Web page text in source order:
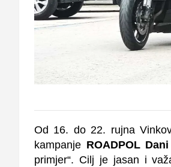
Od 16. do 22. rujna
kampanje ROADPOL
primjer“. Cilj je jasan i